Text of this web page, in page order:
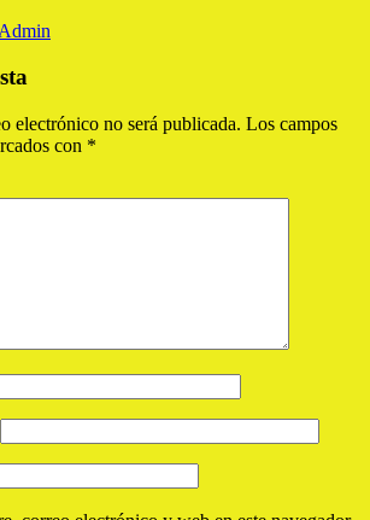
electrónico no será publicada. Los campos
con *